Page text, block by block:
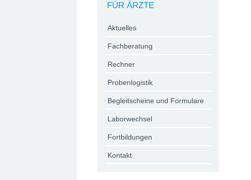
FÜR ÄRZTE
Aktuelles
Fachberatung
Rechner
Probenlogistik
Begleitscheine und Formulare
Laborwechsel
Fortbildungen
Kontakt